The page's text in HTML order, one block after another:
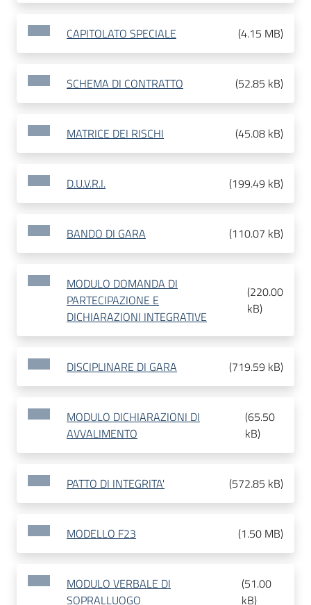
CAPITOLATO SPECIALE (4.15 MB)
SCHEMA DI CONTRATTO (52.85 kB)
MATRICE DEI RISCHI (45.08 kB)
D.U.V.R.I. (199.49 kB)
BANDO DI GARA (110.07 kB)
MODULO DOMANDA DI
PARTECIPAZIONE E
DICHIARAZIONI INTEGRATIVE
(220.00
kB)
DISCIPLINARE DI GARA (719.59 kB)
MODULO DICHIARAZIONI DI
AVVALIMENTO
(65.50
kB)
PATTO DI INTEGRITA' (572.85 kB)
MODELLO F23 (1.50 MB)
MODULO VERBALE DI
SOPRALLUOGO
(51.00
kB)